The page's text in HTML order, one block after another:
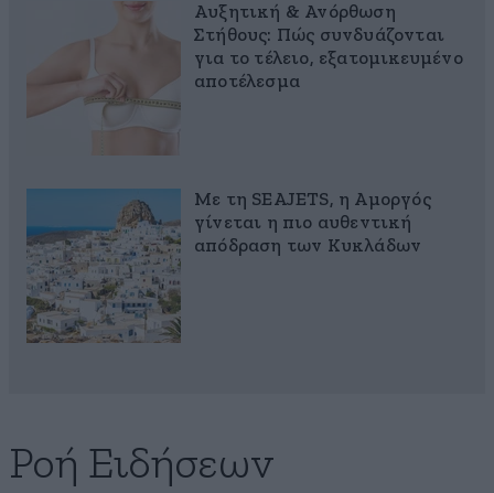
Αυξητική & Ανόρθωση
Στήθους: Πώς συνδυάζονται
για το τέλειο, εξατομικευμένο
αποτέλεσμα
Με τη SEAJETS, η Αμοργός
γίνεται η πιο αυθεντική
απόδραση των Κυκλάδων
Ροή Ειδήσεων